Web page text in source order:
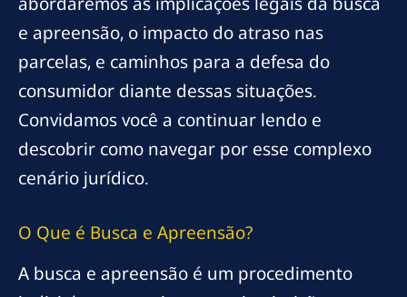
e apreensão, o impacto do atraso nas
parcelas, e caminhos para a defesa do
consumidor diante dessas situações.
Convidamos você a continuar lendo e
descobrir como navegar por esse complexo
cenário jurídico.
O Que é Busca e Apreensão?
A busca e apreensão é um procedimento